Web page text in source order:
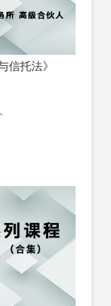
信托法》